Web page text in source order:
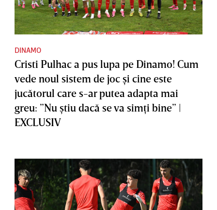
DINAMO
Cristi Pulhac a pus lupa pe Dinamo! Cum
vede noul sistem de joc şi cine este
jucătorul care s-ar putea adapta mai
greu: ”Nu ştiu dacă se va simţi bine” |
EXCLUSIV